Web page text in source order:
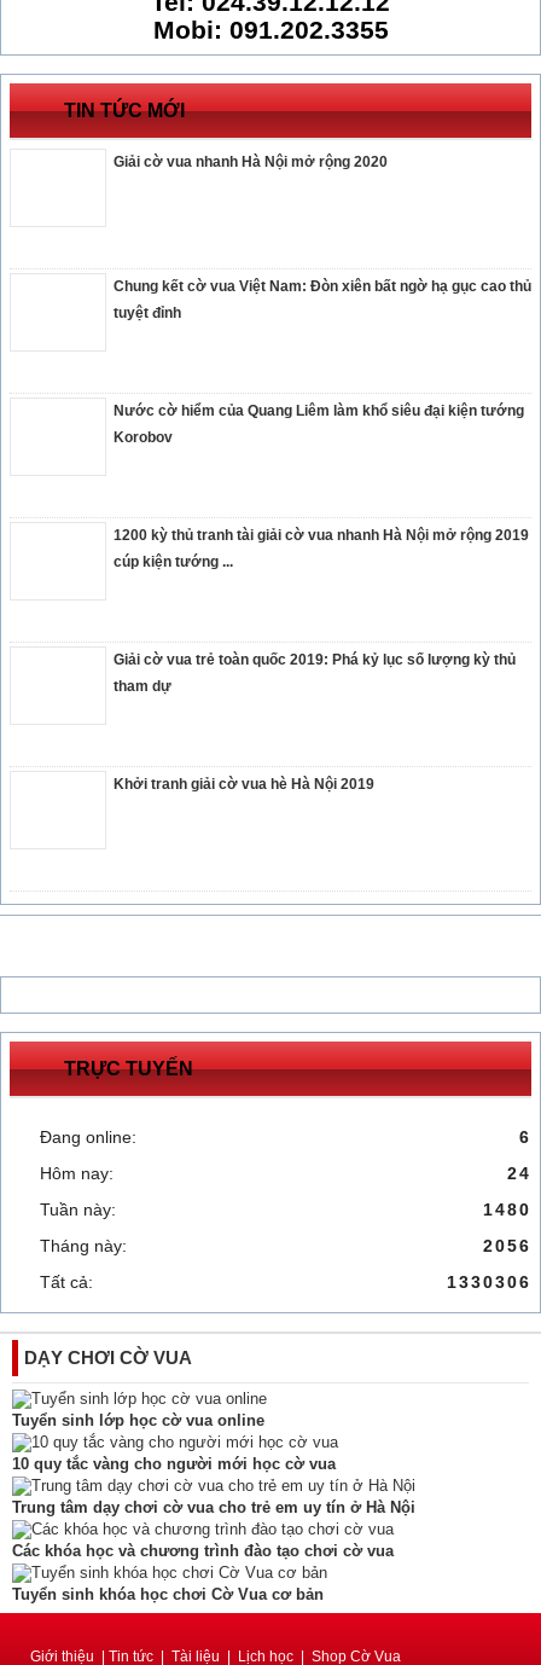
Mobi: 091.202.3355
TIN TỨC MỚI
Giải cờ vua nhanh Hà Nội mở rộng 2020
Chung kết cờ vua Việt Nam: Đòn xiên bất ngờ hạ gục cao thủ
tuyệt đỉnh
Nước cờ hiểm của Quang Liêm làm khổ siêu đại kiện tướng
Korobov
1200 kỳ thủ tranh tài giải cờ vua nhanh Hà Nội mở rộng 2019
cúp kiện tướng ...
Giải cờ vua trẻ toàn quốc 2019: Phá kỷ lục số lượng kỳ thủ
tham dự
Khởi tranh giải cờ vua hè Hà Nội 2019
TRỰC TUYẾN
Đang online:
6
Hôm nay:
24
Tuần này:
1480
Tháng này:
2056
Tất cả:
1330306
DẠY CHƠI CỜ VUA
Tuyển sinh lớp học cờ vua online
10 quy tắc vàng cho người mới học cờ vua
Trung tâm dạy chơi cờ vua cho trẻ em uy tín ở Hà Nội
Các khóa học và chương trình đào tạo chơi cờ vua
Tuyển sinh khóa học chơi Cờ Vua cơ bản
Giới thiệu Tin tức Tài liệu Lịch học Shop Cờ Vua